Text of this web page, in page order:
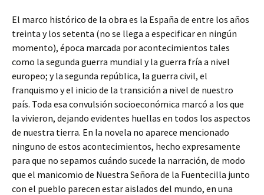
El marco histórico de la obra es la España de entre los años
treinta y los setenta (no se llega a especificar en ningún
momento), época marcada por acontecimientos tales
como la segunda guerra mundial y la guerra fría a nivel
europeo; y la segunda república, la guerra civil, el
franquismo y el inicio de la transición a nivel de nuestro
país. Toda esa convulsión socioeconómica marcó a los que
la vivieron, dejando evidentes huellas en todos los aspectos
de nuestra tierra. En la novela no aparece mencionado
ninguno de estos acontecimientos, hecho expresamente
para que no sepamos cuándo sucede la narración, de modo
que el manicomio de Nuestra Señora de la Fuentecilla junto
con el pueblo parecen estar aislados del mundo, en una